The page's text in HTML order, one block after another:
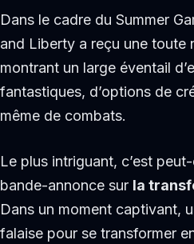
Dans le cadre du Summer
and Liberty a reçu une toute
montrant un large éventail
fantastiques, d’options de
même de combats.
Le plus intriguant, c’est
bande-annonce sur la
Dans un moment captivant,
falaise pour se transformer